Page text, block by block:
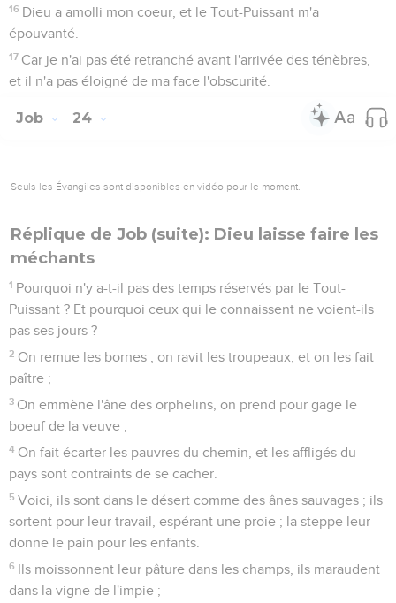
16 Dieu a amolli mon coeur, et le Tout-Puissant m'a
épouvanté.
17 Car je n'ai pas été retranché avant l'arrivée des ténèbres,
et il n'a pas éloigné de ma face l'obscurité.
Job 24
Seuls les Évangiles sont disponibles en vidéo pour le moment.
Réplique de Job (suite): Dieu laisse faire les
méchants
1 Pourquoi n'y a-t-il pas des temps réservés par le Tout-
Puissant ? Et pourquoi ceux qui le connaissent ne voient-ils
pas ses jours ?
2 On remue les bornes ; on ravit les troupeaux, et on les fait
paître ;
3 On emmène l'âne des orphelins, on prend pour gage le
boeuf de la veuve ;
4 On fait écarter les pauvres du chemin, et les affligés du
pays sont contraints de se cacher.
5 Voici, ils sont dans le désert comme des ânes sauvages ; ils
sortent pour leur travail, espérant une proie ; la steppe leur
donne le pain pour les enfants.
6 Ils moissonnent leur pâture dans les champs, ils maraudent
dans la vigne de l'impie ;